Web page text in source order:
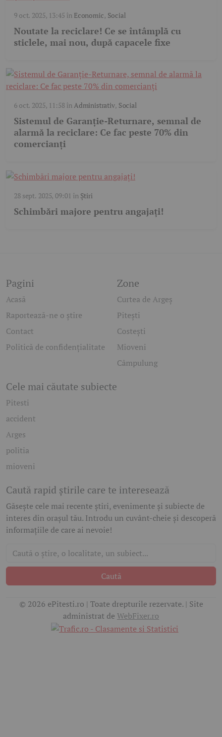
9 oct. 2025, 13:45 în Economic, Social
Noutate la reciclare! Ce se întâmplă cu
sticlele, mai nou, după capacele fixe
6 oct. 2025, 11:58înAdministrativ, Social
Sistemul de Garanție-Returnare, semnal de
alarmă la reciclare: Ce fac peste 70% din
comercianți
28 sept. 2025, 09:01 în Știri
Schimbări majore pentru angajați!
Pagini
Acasă
Raportează-ne o știre
Contact
Politică de confidențialitate
Zone
Curtea de Argeș
Pitești
Costești
Mioveni
Câmpulung
Cele mai căutate subiecte
Pitesti
accident
Arges
politia
mioveni
Caută rapid știrile care te interesează
Găsește cele mai recente știri, evenimente și subiecte de
interes din orașul tău. Introdu un cuvânt-cheie și descoperă
informațiile de care ai nevoie!
Caută
© 2026 ePitesti.ro | Toate drepturile rezervate. | Site
administrat de WebFixer.ro